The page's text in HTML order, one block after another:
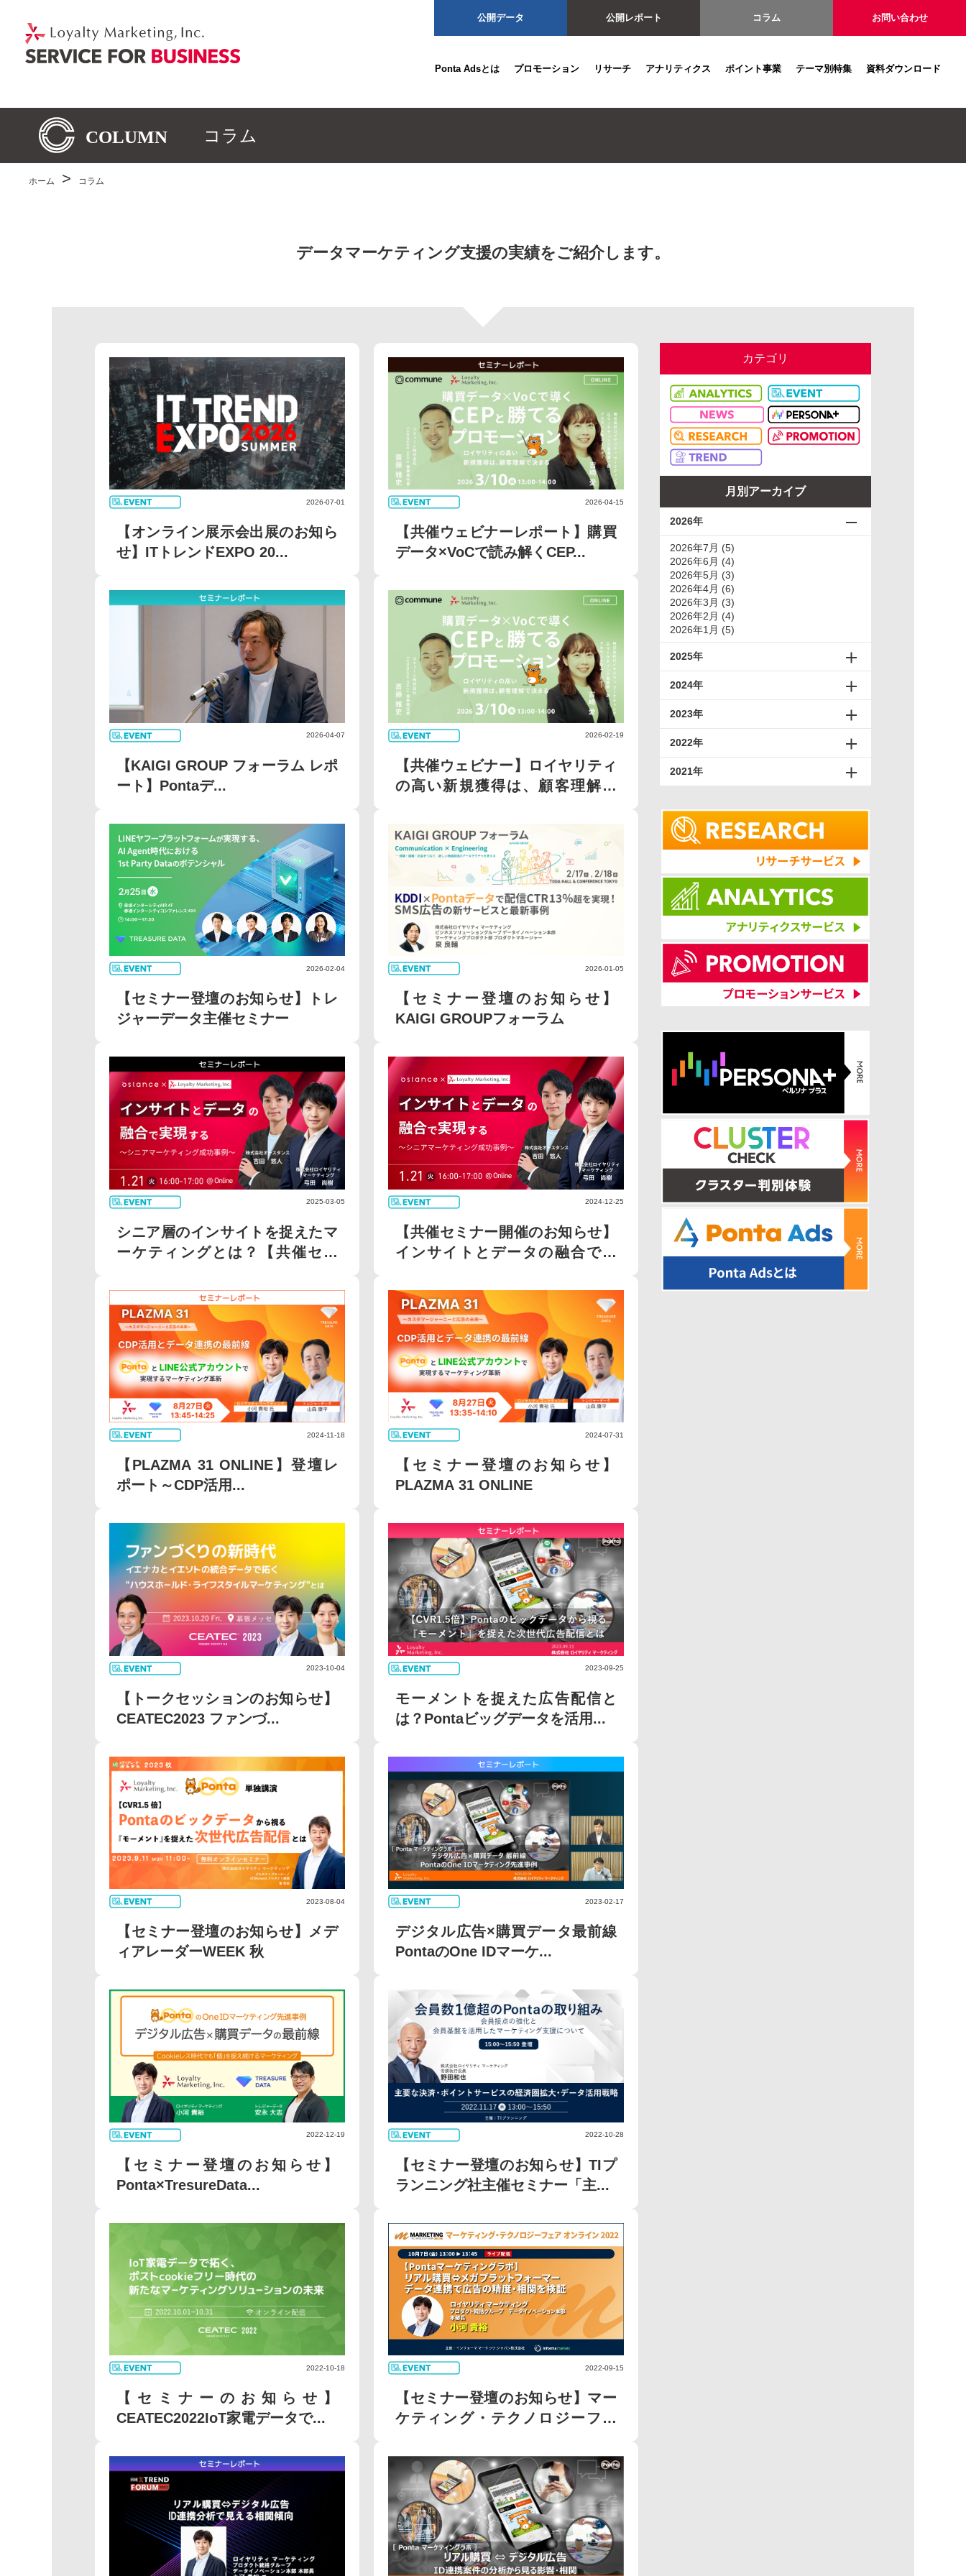
公開データ 公開レポート コラム お問い合わせ
Ponta Adsとは プロモーション リサーチ アナリティクス ポイント事業 テーマ別特集 資料ダウンロード
コラム
ホーム コラム
データマーケティング支援の実績をご紹介します。
2026-07-01
【オンライン展示会出展のお知ら
せ】ITトレンドEXPO 20...
2026-04-15
【共催ウェビナーレポート】購買
データ×VoCで読み解くCEP...
2026-04-07
【KAIGI GROUP フォーラム レポ
ート】Pontaデ...
2026-02-19
【共催ウェビナー】ロイヤリティ
の高い新規獲得は、顧客理解で
2026-02-04
【セミナー登壇のお知らせ】トレ
ジャーデータ主催セミナー
2026-01-05
【セミナー登壇のお知らせ】
KAIGI GROUPフォーラム
2025-03-05
シニア層のインサイトを捉えたマ
ーケティングとは？【共催セミ
2024-12-25
【共催セミナー開催のお知らせ】
インサイトとデータの融合で実
2024-11-18
【PLAZMA 31 ONLINE】登壇レ
ポート～CDP活用...
2024-07-31
【セミナー登壇のお知らせ】
PLAZMA 31 ONLINE
2023-10-04
【トークセッションのお知らせ】
CEATEC2023 ファンづ...
2023-09-25
モーメントを捉えた広告配信と
は？Pontaビッグデータを活用...
2023-08-04
【セミナー登壇のお知らせ】メデ
ィアレーダーWEEK 秋
2023-02-17
デジタル広告×購買データ最前線
PontaのOne IDマーケ...
2022-12-19
【セミナー登壇のお知らせ】
Ponta×TresureData...
2022-10-28
【セミナー登壇のお知らせ】TIプ
ランニング社主催セミナー「主...
2022-10-18
【セミナーのお知らせ】
CEATEC2022IoT家電データで...
2022-09-15
【セミナー登壇のお知らせ】マー
ケティング・テクノロジーフェ
カテゴリ
月別アーカイブ
2026年
2026年7月 (5)
2026年6月 (4)
2026年5月 (3)
2026年4月 (6)
2026年3月 (3)
2026年2月 (4)
2026年1月 (5)
2025年
2024年
2023年
2022年
2021年